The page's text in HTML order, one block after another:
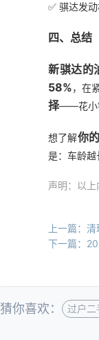
✅ 骐达发
四、总结
新骐达的
58%，在
择——花小
想了解你
是：车龄越
声明：以
上一篇：
下一篇：
猜你喜欢： 过户二